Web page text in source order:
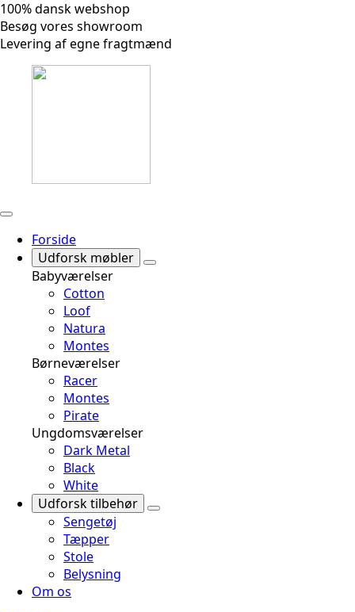
100% dansk webshop
Besøg vores showroom
Levering af egne fragtmænd
Forside
Udforsk møbler
Babyværelser
Cotton
Loof
Natura
Montes
Børneværelser
Racer
Montes
Pirate
Ungdomsværelser
Dark Metal
Black
White
Udforsk tilbehør
Sengetøj
Tæpper
Stole
Belysning
Om os